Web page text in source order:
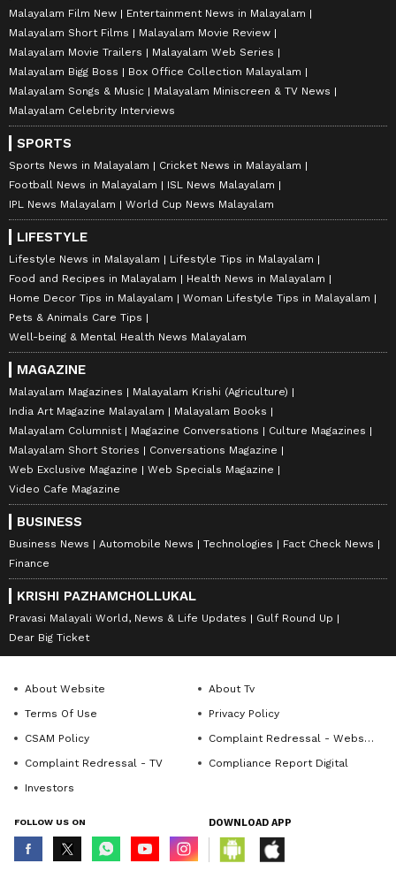
Malayalam Film New
Entertainment News in Malayalam
Malayalam Short Films
Malayalam Movie Review
Malayalam Movie Trailers
Malayalam Web Series
Malayalam Bigg Boss
Box Office Collection Malayalam
Malayalam Songs & Music
Malayalam Miniscreen & TV News
Malayalam Celebrity Interviews
SPORTS
Sports News in Malayalam
Cricket News in Malayalam
Football News in Malayalam
ISL News Malayalam
IPL News Malayalam
World Cup News Malayalam
LIFESTYLE
Lifestyle News in Malayalam
Lifestyle Tips in Malayalam
Food and Recipes in Malayalam
Health News in Malayalam
Home Decor Tips in Malayalam
Woman Lifestyle Tips in Malayalam
Pets & Animals Care Tips
Well-being & Mental Health News Malayalam
MAGAZINE
Malayalam Magazines
Malayalam Krishi (Agriculture)
India Art Magazine Malayalam
Malayalam Books
Malayalam Columnist
Magazine Conversations
Culture Magazines
Malayalam Short Stories
Conversations Magazine
Web Exclusive Magazine
Web Specials Magazine
Video Cafe Magazine
BUSINESS
Business News Automobile News Technologies
Fact Check News
Finance
KRISHI PAZHAMCHOLLUKAL
Pravasi Malayali World, News & Life Updates
Gulf Round Up
Dear Big Ticket
About Website
About Tv
Terms Of Use
Privacy Policy
CSAM Policy
Complaint Redressal - Website
Complaint Redressal - TV
Compliance Report Digital
Investors
FOLLOW US ON DOWNLOAD APP